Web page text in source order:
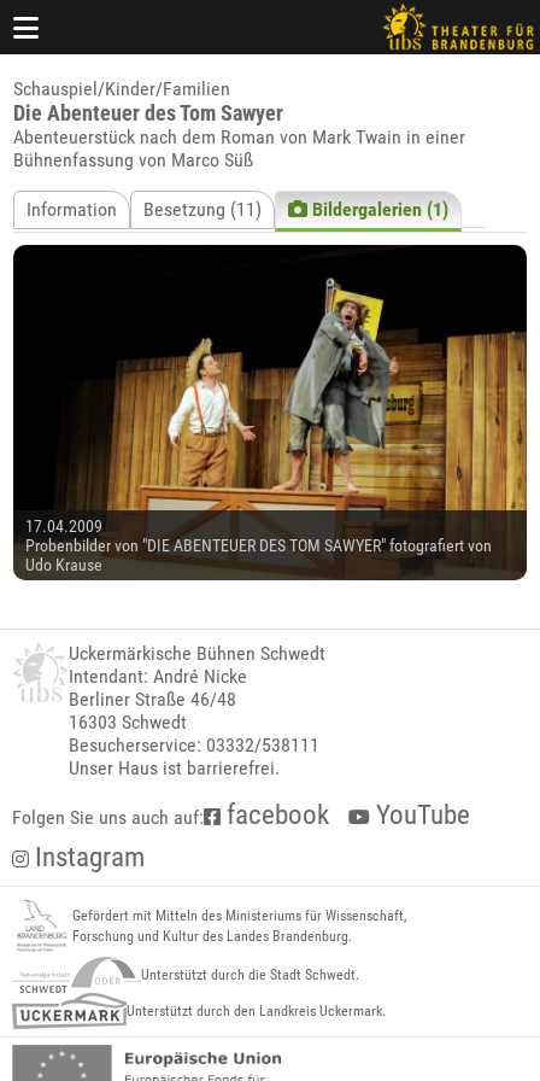
Schauspiel/Kinder/Familien
Die Abenteuer des Tom Sawyer
Abenteuerstück nach dem Roman von Mark Twain in einer
Bühnenfassung von Marco Süß
Information Besetzung (11) Bildergalerien (1)
17.04.2009
Probenbilder von "DIE ABENTEUER DES TOM SAWYER" fotografiert von
Udo Krause
Uckermärkische Bühnen Schwedt
Intendant: André Nicke
Berliner Straße 46/48
16303 Schwedt
Besucherservice: 03332/538111
Unser Haus ist barrierefrei.
Folgen Sie uns auch auf: facebook
YouTube
Instagram
Gefördert mit Mitteln des Ministeriums für Wissenschaft,
Forschung und Kultur des Landes Brandenburg.
Unterstützt durch die Stadt Schwedt.
Unterstützt durch den Landkreis Uckermark.